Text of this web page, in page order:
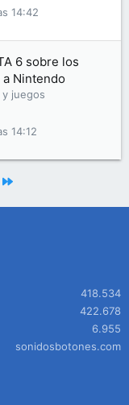
14:42
6 sobre los
Nintendo
juegos
14:12
418.534
422.678
6.955
sonidosbotones.com